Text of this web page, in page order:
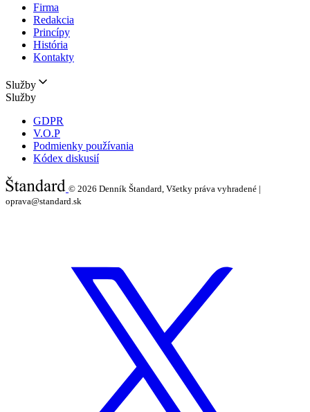
Firma
Redakcia
Princípy
História
Kontakty
Služby
Služby
GDPR
V.O.P
Podmienky používania
Kódex diskusií
© 2026 Denník Štandard, Všetky práva vyhradené |
oprava@standard.sk